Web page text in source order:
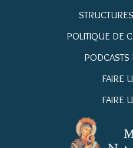
POLITIQUE DE
PODCASTS
FAIRE
FAIRE